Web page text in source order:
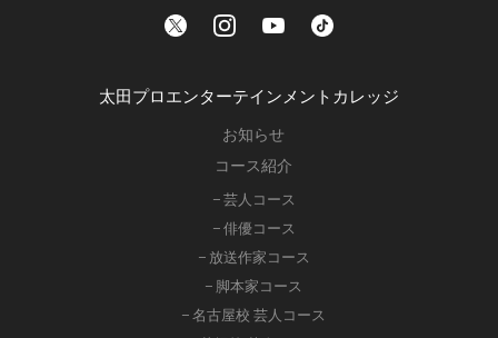
太田プロエンターテインメントカレッジ
お知らせ
コース紹介
− 芸人コース
− 俳優コース
− 放送作家コース
− 脚本家コース
− 名古屋校 芸人コース